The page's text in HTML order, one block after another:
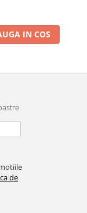
IN COS
de